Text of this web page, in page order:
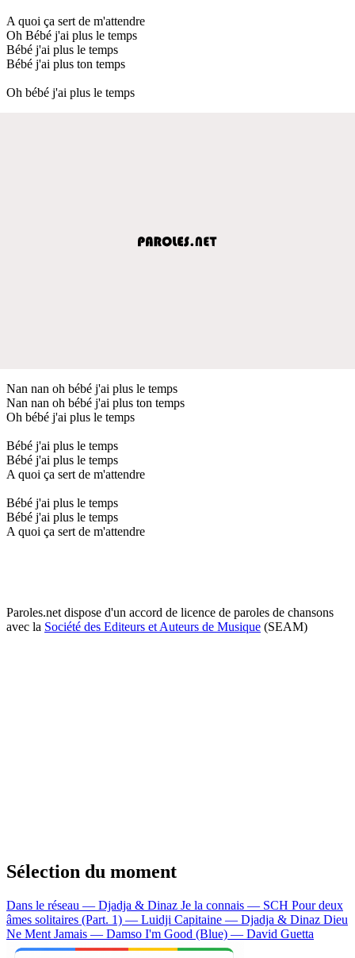
A quoi ça sert de m'attendre
Oh Bébé j'ai plus le temps
Bébé j'ai plus le temps
Bébé j'ai plus ton temps
Oh bébé j'ai plus le temps
Nan nan oh bébé j'ai plus le temps
Nan nan oh bébé j'ai plus ton temps
Oh bébé j'ai plus le temps
Bébé j'ai plus le temps
Bébé j'ai plus le temps
A quoi ça sert de m'attendre
Bébé j'ai plus le temps
Bébé j'ai plus le temps
A quoi ça sert de m'attendre
Paroles.net dispose d'un accord de licence de paroles de chansons
avec la Société des Editeurs et Auteurs de Musique (SEAM)
Sélection du moment
Dans le réseau — Djadja & Dinaz Je la connais — SCH Pour deux
âmes solitaires (Part. 1) — Luidji Capitaine — Djadja & Dinaz Dieu
Ne Ment Jamais — Damso I'm Good (Blue) — David Guetta